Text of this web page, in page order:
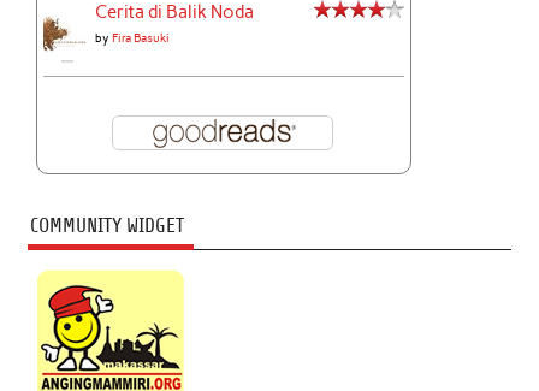
Cerita di Balik Noda
byFira Basuki
COMMUNITY WIDGET